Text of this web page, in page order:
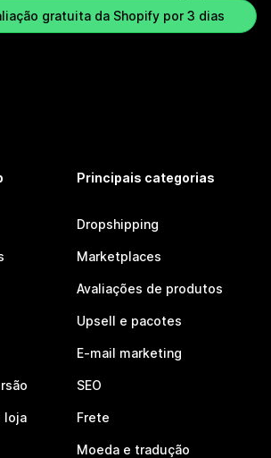
gratuita da Shopify por 3 dias
loja
Principais categorias
Dropshipping
Marketplaces
Avaliações de produtos
Upsell e pacotes
E-mail marketing
SEO
Frete
Moeda e tradução